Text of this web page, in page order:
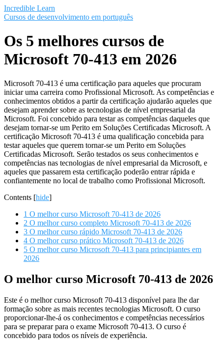
Saltar
al
Incredible Learn
Cursos de desenvolvimento em português
Os 5 melhores cursos de
Microsoft 70-413 em 2026
Microsoft 70-413 é uma certificação para aqueles que procuram
iniciar uma carreira como Profissional Microsoft. As competências e
conhecimentos obtidos a partir da certificação ajudarão aqueles que
desejam aprender sobre as tecnologias de nível empresarial da
Microsoft. Foi concebido para testar as competências daqueles que
desejam tornar-se um Perito em Soluções Certificadas Microsoft. A
certificação Microsoft 70-413 é uma qualificação concebida para
testar aqueles que querem tornar-se um Perito em Soluções
Certificadas Microsoft. Serão testados os seus conhecimentos e
competências nas tecnologias de nível empresarial da Microsoft, e
aqueles que passarem esta certificação poderão entrar rápida e
confiantemente no local de trabalho como Profissional Microsoft.
Contents [hide]
1 O melhor curso Microsoft 70-413 de 2026
2 O melhor curso completo Microsoft 70-413 de 2026
3 O melhor curso rápido Microsoft 70-413 de 2026
4 O melhor curso prático Microsoft 70-413 de 2026
5 O melhor curso Microsoft 70-413 para principiantes em
2026
O melhor curso Microsoft 70-413 de 2026
Este é o melhor curso Microsoft 70-413 disponível para lhe dar
formação sobre as mais recentes tecnologias Microsoft. O curso
proporcionar-lhe-á os conhecimentos e competências necessários
para se preparar para o exame Microsoft 70-413. O curso é
concebido para todos os níveis de experiência.